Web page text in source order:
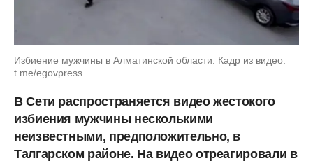
Избиение мужчины в Алматинской области. Кадр из видео:
t.me/egovpress
В Сети распространяется видео жестокого
избиения мужчины несколькими
неизвестными, предположительно, в
Талгарском районе. На видео отреагировали в